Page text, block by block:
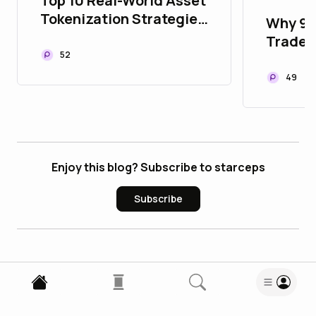
Tokenization Strategies
Portfolio
52
Why
49
Enjoy this blog? Subscribe to starceps
Subscribe
13Comments